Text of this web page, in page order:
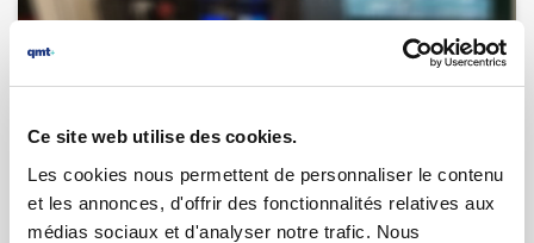
Ce site web utilise des cookies.
Les cookies nous permettent de personnaliser le contenu
et les annonces, d'offrir des fonctionnalités relatives aux
médias sociaux et d'analyser notre trafic. Nous